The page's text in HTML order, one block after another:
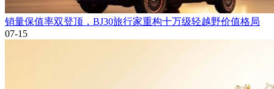
销量保值率双登顶，BJ30旅行家重构十万级轻越野价值格局
07-15